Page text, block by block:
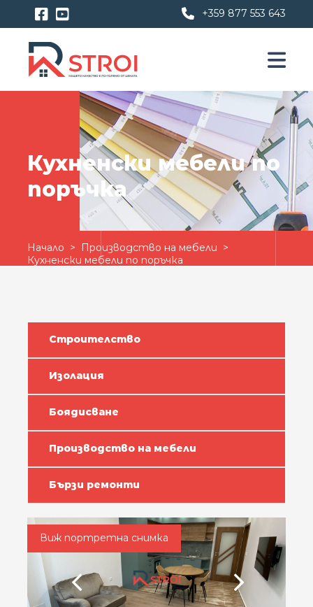
+359 877 553 643
Кухненски мебели по
поръчка
Начало > Производство на мебели >
Кухненски мебели по поръчка
Строителство
Изолация
Боядисване
Производство на мебели
Бързи ремонти
Виж портретна снимка